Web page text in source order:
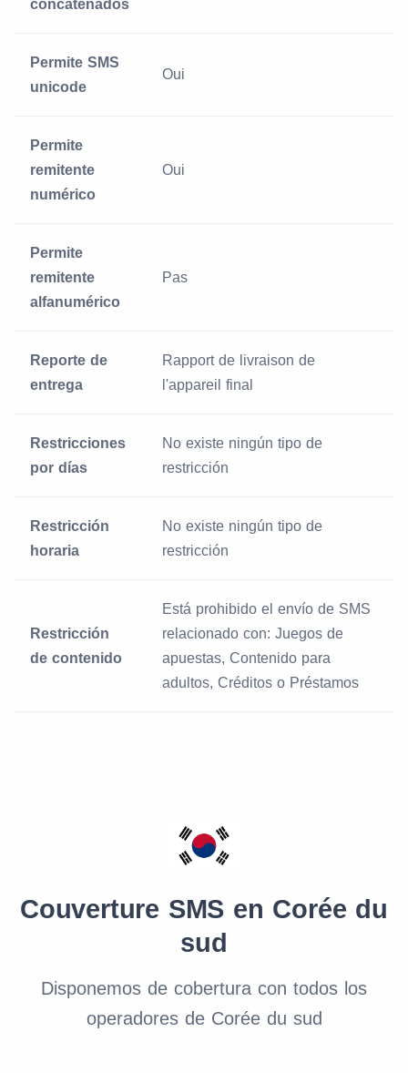
concatenados
Permite SMS
unicode
Oui
Permite
remitente
numérico
Oui
Permite
remitente
alfanumérico
Pas
Reporte de
entrega
Rapport de livraison de
l'appareil final
Restricciones
por días
No existe ningún tipo de
restricción
Restricción
horaria
No existe ningún tipo de
restricción
Restricción
de contenido
Está prohibido el envío de SMS
relacionado con: Juegos de
apuestas, Contenido para
adultos, Créditos o Préstamos
Couverture SMS en Corée du
sud
Disponemos de cobertura con todos los
operadores de Corée du sud